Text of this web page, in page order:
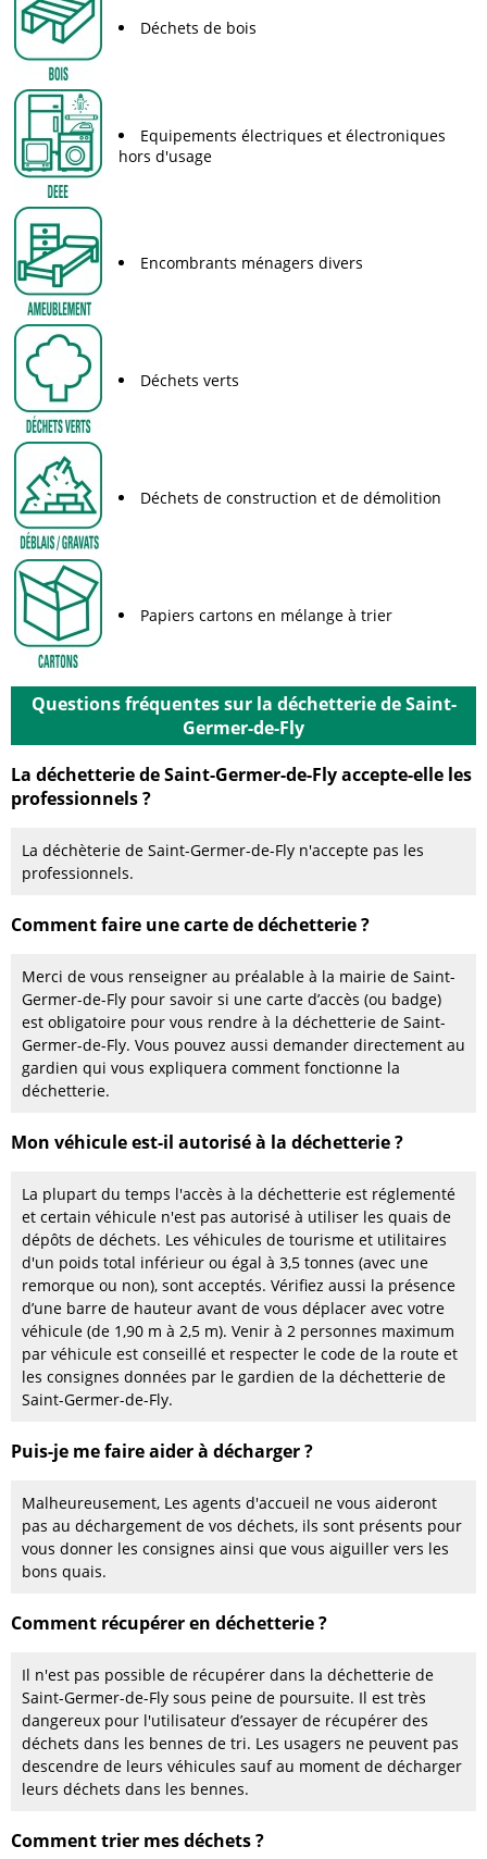
Déchets de bois
Equipements électriques et électroniques
hors d'usage
Encombrants ménagers divers
Déchets verts
Déchets de construction et de démolition
Papiers cartons en mélange à trier
Questions fréquentes sur la déchetterie de Saint-
Germer-de-Fly
La déchetterie de Saint-Germer-de-Fly accepte-elle les
professionnels ?
La déchèterie de Saint-Germer-de-Fly n'accepte pas les
professionnels.
Comment faire une carte de déchetterie ?
Merci de vous renseigner au préalable à la mairie de Saint-
Germer-de-Fly pour savoir si une carte d’accès (ou badge)
est obligatoire pour vous rendre à la déchetterie de Saint-
Germer-de-Fly. Vous pouvez aussi demander directement au
gardien qui vous expliquera comment fonctionne la
déchetterie.
Mon véhicule est-il autorisé à la déchetterie ?
La plupart du temps l'accès à la déchetterie est réglementé
et certain véhicule n'est pas autorisé à utiliser les quais de
dépôts de déchets. Les véhicules de tourisme et utilitaires
d'un poids total inférieur ou égal à 3,5 tonnes (avec une
remorque ou non), sont acceptés. Vérifiez aussi la présence
d’une barre de hauteur avant de vous déplacer avec votre
véhicule (de 1,90 m à 2,5 m). Venir à 2 personnes maximum
par véhicule est conseillé et respecter le code de la route et
les consignes données par le gardien de la déchetterie de
Saint-Germer-de-Fly.
Puis-je me faire aider à décharger ?
Malheureusement, Les agents d'accueil ne vous aideront
pas au déchargement de vos déchets, ils sont présents pour
vous donner les consignes ainsi que vous aiguiller vers les
bons quais.
Comment récupérer en déchetterie ?
Il n'est pas possible de récupérer dans la déchetterie de
Saint-Germer-de-Fly sous peine de poursuite. Il est très
dangereux pour l'utilisateur d’essayer de récupérer des
déchets dans les bennes de tri. Les usagers ne peuvent pas
descendre de leurs véhicules sauf au moment de décharger
leurs déchets dans les bennes.
Comment trier mes déchets ?